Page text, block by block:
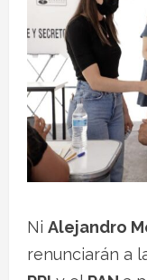
Ni Alejandro
renunciarán a